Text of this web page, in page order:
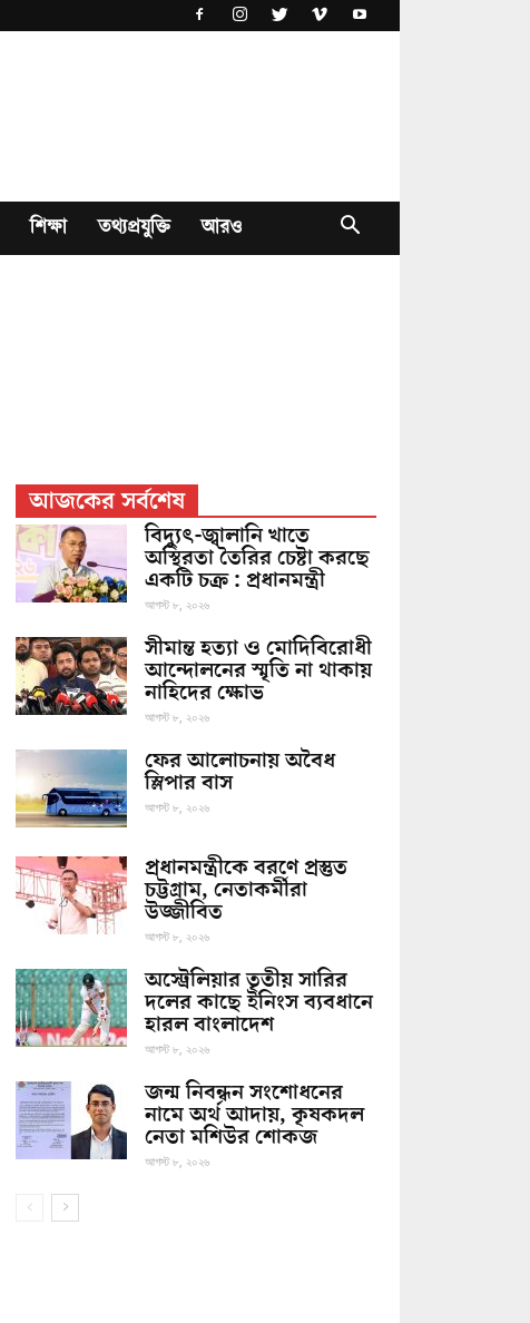
শিক্ষা তথ্যপ্রযুক্তি আরও
আজকের সর্বশেষ
বিদ্যুৎ-জ্বালানি খাতে
অস্থিরতা তৈরির চেষ্টা করছে
একটি চক্র : প্রধানমন্ত্রী
আগস্ট ৮, ২০২৬
সীমান্ত হত্যা ও মোদিবিরোধী
আন্দোলনের স্মৃতি না থাকায়
নাহিদের ক্ষোভ
আগস্ট ৮, ২০২৬
ফের আলোচনায় অবৈধ
স্লিপার বাস
আগস্ট ৮, ২০২৬
প্রধানমন্ত্রীকে বরণে প্রস্তুত
চট্টগ্রাম, নেতাকর্মীরা
উজ্জীবিত
আগস্ট ৮, ২০২৬
অস্ট্রেলিয়ার তৃতীয় সারির
দলের কাছে ইনিংস ব্যবধানে
হারল বাংলাদেশ
আগস্ট ৮, ২০২৬
জন্ম নিবন্ধন সংশোধনের
নামে অর্থ আদায়, কৃষকদল
নেতা মশিউর শোকজ
আগস্ট ৮, ২০২৬